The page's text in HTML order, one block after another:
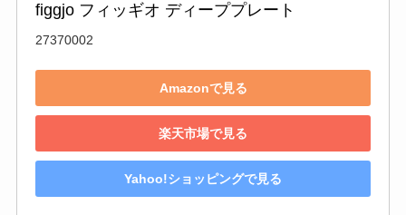
figgjo フィッギオ ディーププレート
27370002
Amazonで見る
楽天市場で見る
Yahoo!ショッピングで見る